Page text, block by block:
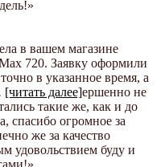
»
в вашем магазине
720. Заявку оформили
в указанное время, а
[читать далее]ершенно не
такие же, как и до
спасибо огромное за
же за качество
удовольствием буду и
»